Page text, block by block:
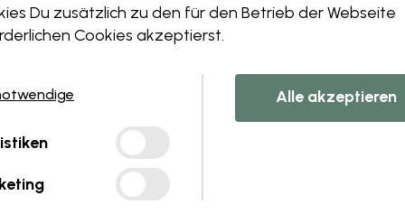
this component. Please contact
3 kostenlose Muster
dir 3 Tapetenmuster gratis nach Hause.
Du zusätzlich zu den für den Betrieb der Webseite
Cookies akzeptierst.
Alle akzeptieren